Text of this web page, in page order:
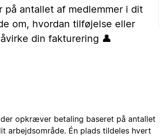
på antallet af medlemmer i dit
om, hvordan tilføjelse eller
din fakturering 👤
opkræver betaling baseret på antallet
arbejdsområde. Én plads tildeles hvert